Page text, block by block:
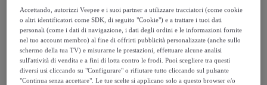
125,00 €
250,00 € -50%
Acquisto rapido
Accettando, autorizzi Veepee e i suoi partner a utilizzare tracciatori (come cookie
o altri identificatori come SDK, di seguito "Cookie") e a trattare i tuoi dati
personali (come i dati di navigazione, i dati degli ordini e le informazioni fornite
nel tuo account membro) al fine di offrirti pubblicità personalizzate (anche sullo
schermo della tua TV) e misurarne le prestazioni, effettuare alcune analisi
sull'attività di vendita e a fini di lotta contro le frodi. Puoi scegliere tra questi
diversi usi cliccando su "Configurare" o rifiutare tutto cliccando sul pulsante
"Continua senza accettare". Le tue scelte si applicano solo a questo browser e/o